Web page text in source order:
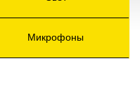
Микрофоны